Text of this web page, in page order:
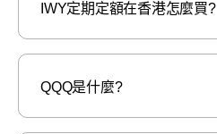
IWY定期定額在香港怎麼買?
QQQ是什麼?